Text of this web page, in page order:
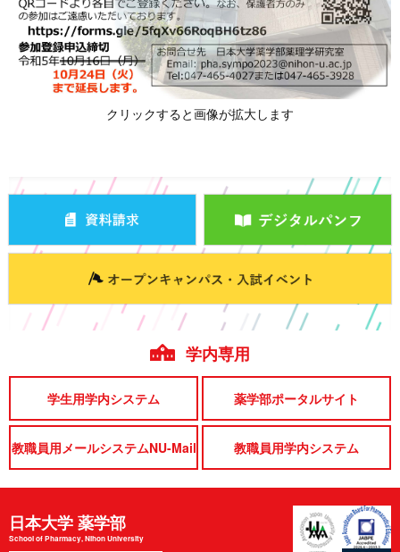
クリックすると画像が拡大します
学内専用
学生用学内システム 薬学部ポータルサイト
教職員用メールシステムNU-Mail 教職員用学内システム
日本大学 薬学部
School of Pharmacy, Nihon University